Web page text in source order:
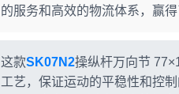
的服务和高效的物流体系，赢得
这款SK07N2操纵杆万向节
工艺，保证运动的平稳性和控